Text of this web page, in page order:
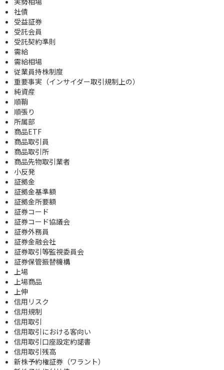
社債
受益証券
受託会員
受託契約準則
需給
需給相場
従業員持株制度
重要事実（インサイダー取引規制上の）
純資産
順鞘
順張り
所属部
商品ETF
商品取引員
商品取引所
商品先物取引業者
小反発
証拠金
証拠金基準額
証拠金所要額
証券コード
証券コード協議会
証券外務員
証券金融会社
証券取引等監視委員会
証券保管振替機構
上場
上場商品
上伸
信用リスク
信用規制
信用取引
信用取引における客向い
信用取引口座設定約諾書
信用取引残高
新株予約権証券（ワラント）